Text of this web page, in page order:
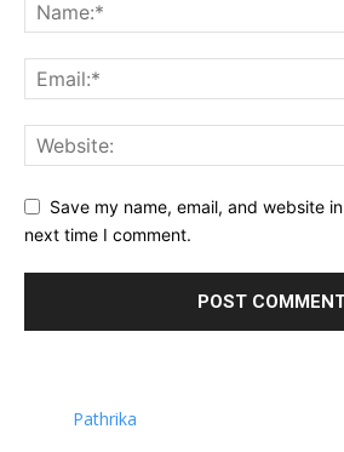
Save my name, email, and website
next time I comment.
Pathrika